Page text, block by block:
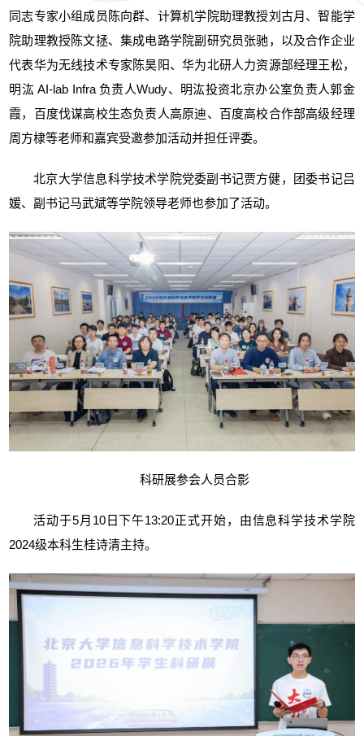
同志专家小组成员陈向群、计算机学院助理教授刘古月、智能学
院助理教授陈文拯、集成电路学院副研究员张驰，以及合作企业
代表华为无线技术专家陈昊阳、华为北研人力资源部经理王松，
明汯 AI-lab Infra 负责人Wudy、明汯投资北京办公室负责人郭金
霞，百度伐谋高校生态负责人高原迪、百度高校合作部高级经理
周方棣等老师和嘉宾受邀参加活动并担任评委。
北京大学信息科学技术学院党委副书记贾方健，团委书记吕
媛、副书记马武斌等学院领导老师也参加了活动。
科研展参会人员合影
活动于5月10日下午13:20正式开始，由信息科学技术学院
2024级本科生桂诗清主持。